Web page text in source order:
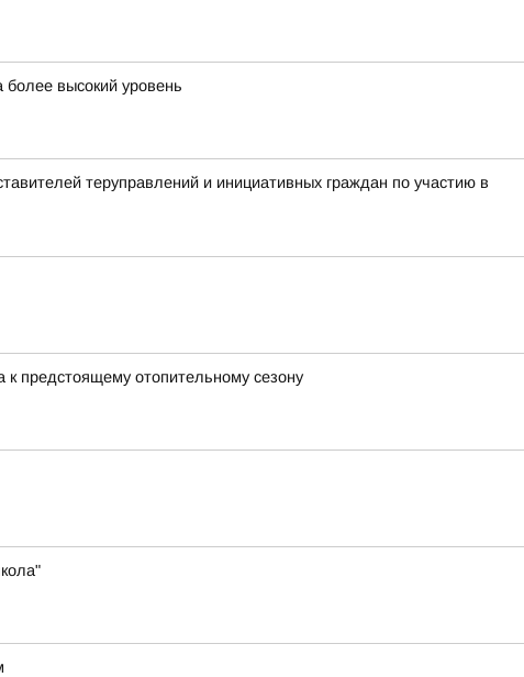
высокий уровень
теруправлений и инициативных граждан по участию в
к предстоящему отопительному сезону